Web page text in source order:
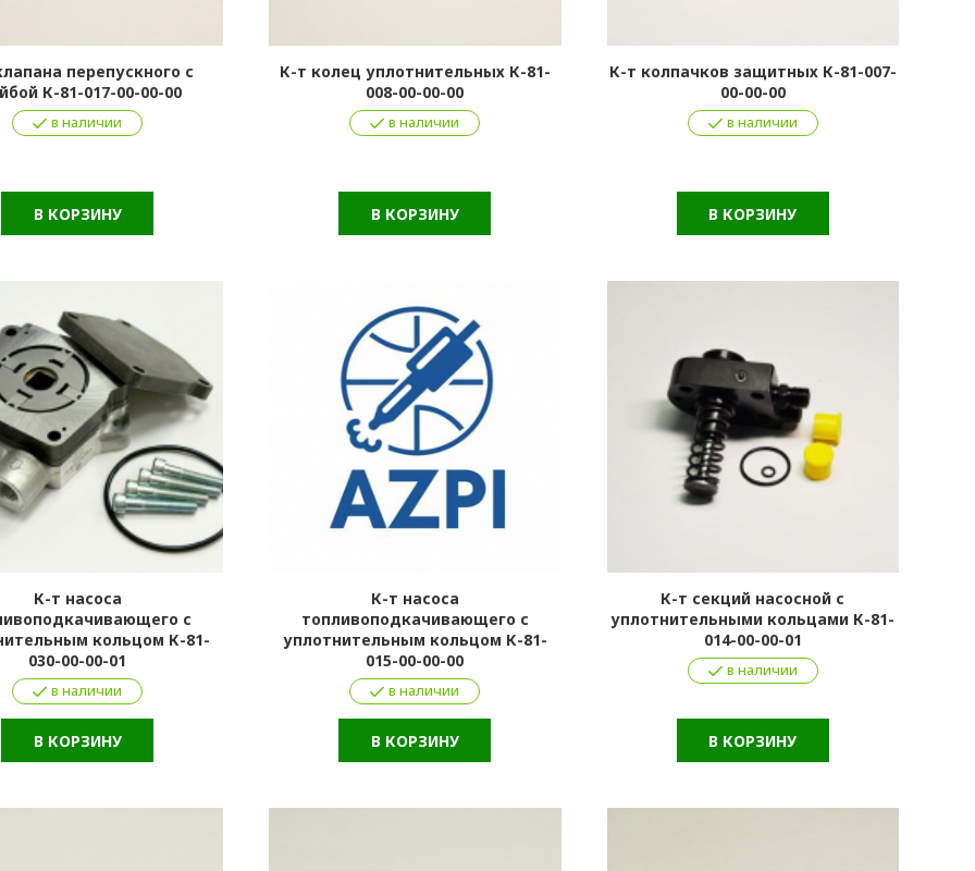
перепускного с
К-81-017-00-00-00
в наличии
В КОРЗИНУ
К-т колец уплотнительных К-81-
008-00-00-00
в наличии
В КОРЗИНУ
К-т колпачков защитных К-81-007-
00-00-00
в наличии
В КОРЗИНУ
К-т насоса
с
кольцом К-81-
030-00-00-01
в наличии
В КОРЗИНУ
К-т насоса
топливоподкачивающего с
уплотнительным кольцом К-81-
015-00-00-00
в наличии
В КОРЗИНУ
К-т секций насосной с
уплотнительными кольцами К-81-
014-00-00-01
в наличии
В КОРЗИНУ